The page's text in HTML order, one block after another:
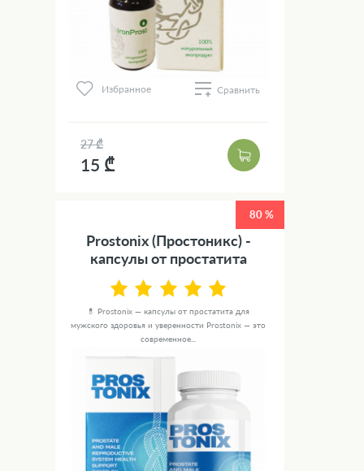
Избранное Сравнить
27 ₾
15 ₾
80 %
Prostonix (Простоникс) -
капсулы от простатита
💊 Prostonix — капсулы от простатита для
мужского здоровья и уверенности Prostonix — это
современное...